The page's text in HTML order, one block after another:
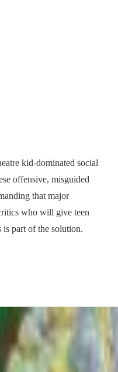
kid-dominated social
offensive, misguided
that major
who will give teen
is part of the solution.